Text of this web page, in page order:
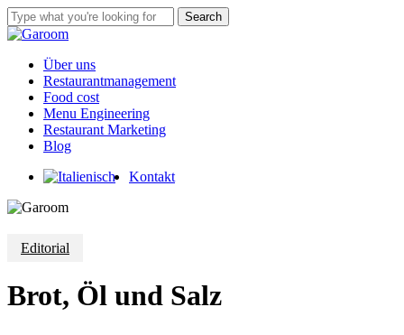
Skip
to
content
Search
Close
Menu
Über uns
Restaurantmanagement
Food cost
Menu Engineering
Restaurant Marketing
Blog
Kontakt
Editorial
Brot, Öl und Salz